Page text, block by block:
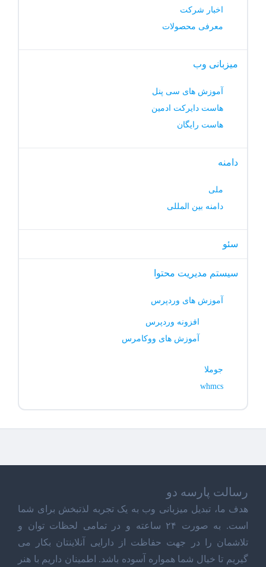
اخبار شرکت
معرفی محصولات
میزبانی وب
آموزش های سی پنل
هاست دایرکت ادمین
هاست رایگان
دامنه
ملی
دامنه بین المللی
سئو
سیستم مدیریت محتوا
آموزش های وردپرس
افزونه وردپرس
آموزش های ووکامرس
جوملا
whmcs
رسالت پارسه دو
هدف ما، تبدیل میزبانی وب به یک تجربه لذتبخش برای شما
است. به صورت ۲۴ ساعته و در تمامی لحظات توان و
تلاشمان را در جهت حفاظت از دارایی آنلاینتان بکار می
گیریم تا خیال شما همواره آسوده باشد. اطمینان داریم با هنر